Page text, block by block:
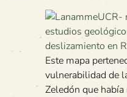
Este mapa
vulnerabilidad de
Zeledón que